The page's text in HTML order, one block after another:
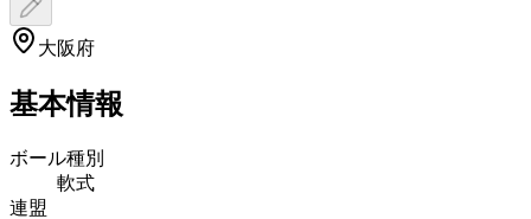
大阪府
基本情報
ボール種別
軟式
連盟